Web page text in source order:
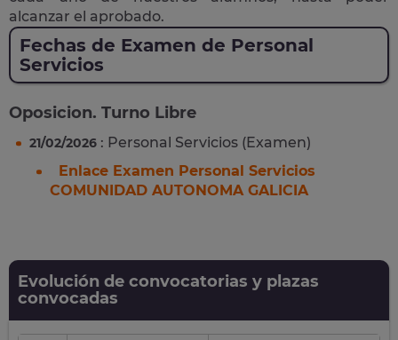
alcanzar el aprobado.
Fechas de Examen de Personal
Servicios
Oposicion. Turno Libre
21/02/2026 : Personal Servicios (Examen)
Enlace Examen Personal Servicios
COMUNIDAD AUTONOMA GALICIA
Evolución de convocatorias y plazas
convocadas